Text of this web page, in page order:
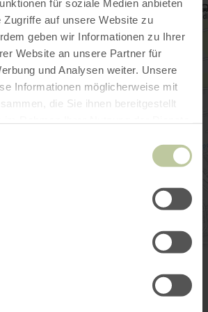
für soziale Medien anbieten
Zugriffe auf unsere Website zu
geben wir Informationen zu Ihrer
Website an unsere Partner für
und Analysen weiter. Unsere
Informationen möglicherweise mit
die Sie ihnen bereitgestellt
am Maifeld-Radweg